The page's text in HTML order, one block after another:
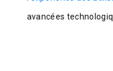
avancées